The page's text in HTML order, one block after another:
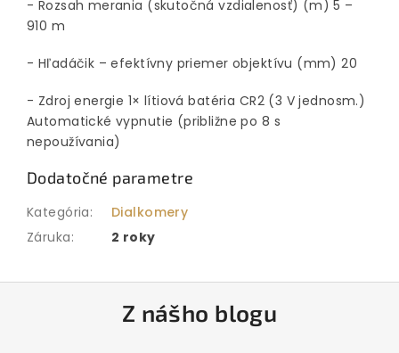
- Rozsah merania (skutočná vzdialenosť) (m) 5 –
910 m
- Hľadáčik – efektívny priemer objektívu (mm) 20
- Zdroj energie 1× lítiová batéria CR2 (3 V jednosm.)
Automatické vypnutie (približne po 8 s
nepoužívania)
Dodatočné parametre
Kategória:
Dialkomery
Záruka: 2 roky
Z nášho blogu